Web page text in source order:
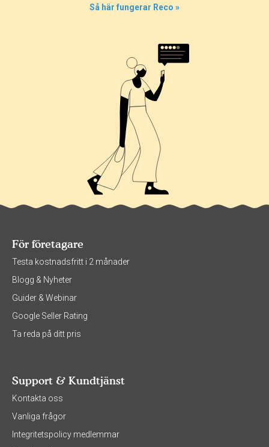
Så här fungerar Reco »
För företagare
Testa kostnadsfritt i 2 månader
Blogg & Nyheter
Guider & Webinar
Google Seller Rating
Ta reda på ditt pris
Support & Kundtjänst
Kontakta oss
Vanliga frågor
Integritetspolicy medlemmar